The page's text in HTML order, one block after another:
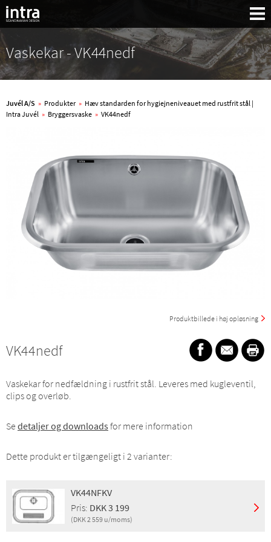
Søg:
Vaskekar - VK44nedf
Juvél A/S » Produkter » Hæv standarden for hygiejneniveauet med rustfrit stål |
Intra Juvél » Bryggersvaske » VK44nedf
Produktbillede i høj opløsning
VK44nedf
Vaskekar for nedfældning i rustfrit stål. Leveres med kugleventil,
clips og overløb.
Se detaljer og downloads for mere information
Dette produkt er tilgængeligt i 2 varianter:
VK44NFKV
Pris: DKK 3 199
(DKK 2 559 u/moms)